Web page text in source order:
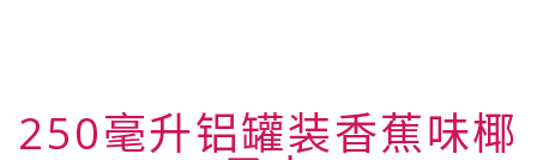
250毫升铝罐装香蕉味椰